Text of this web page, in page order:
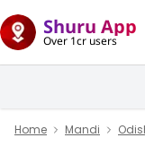
Shuru App
Over 1cr users
Home Mandi